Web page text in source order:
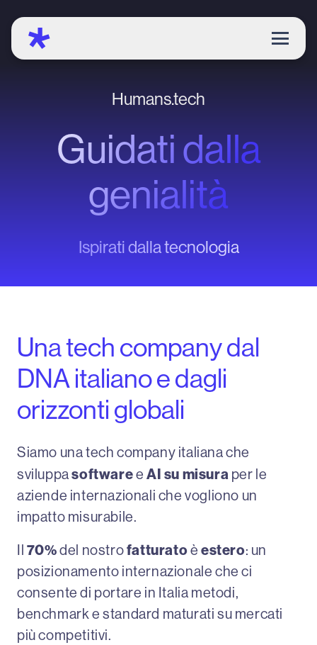
Humans.tech
Guidati dalla
genialità
Ispirati dalla tecnologia
Una tech company dal
DNA italiano e dagli
orizzonti globali
Siamo una tech company italiana che
sviluppasoftwareeAI su misura per le
aziende internazionali che vogliono un
impatto misurabile.
70%del nostrofatturatoèestero: un
posizionamento internazionale che ci
consente di portare in Italia metodi,
benchmark e standard maturati su mercati
più competitivi.